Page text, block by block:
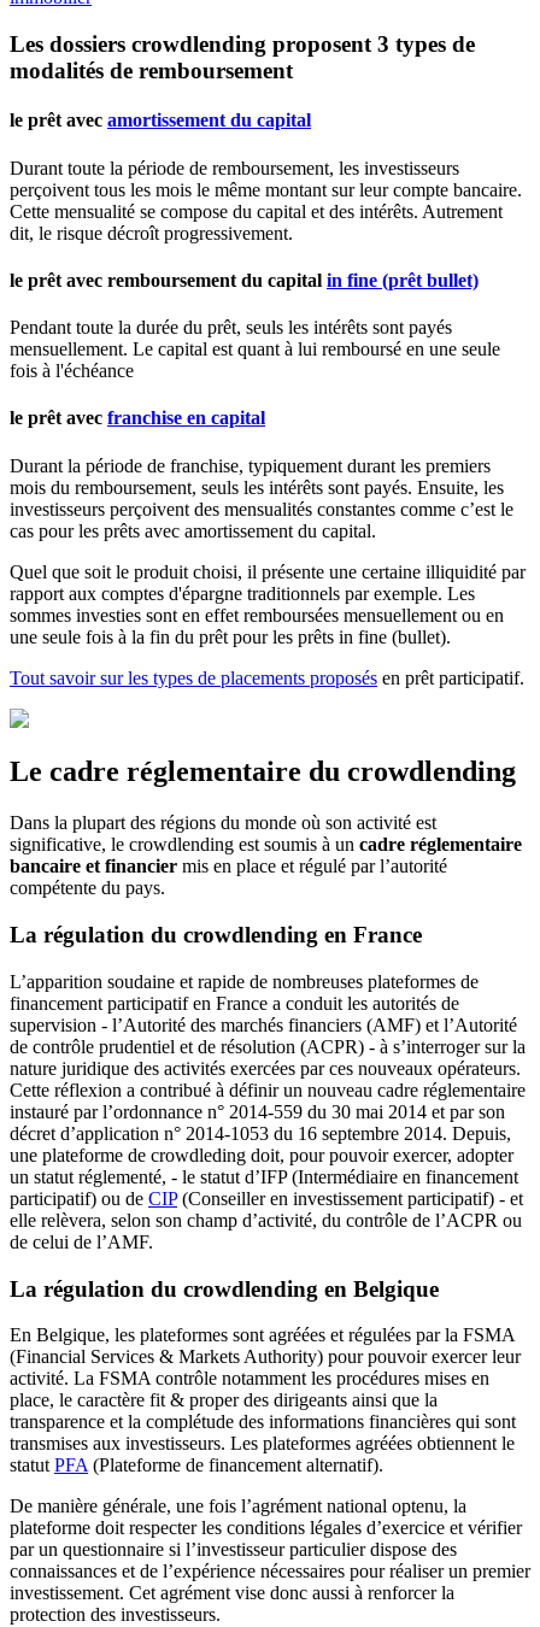
Les dossiers crowdlending proposent 3 types de
modalités de remboursement
le prêt avec amortissement du capital
Durant toute la période de remboursement, les investisseurs
perçoivent tous les mois le même montant sur leur compte bancaire.
Cette mensualité se compose du capital et des intérêts. Autrement
dit, le risque décroît progressivement.
le prêt avec remboursement du capital in fine (prêt bullet)
Pendant toute la durée du prêt, seuls les intérêts sont payés
mensuellement. Le capital est quant à lui remboursé en une seule
fois à l'échéance
le prêt avec franchise en capital
Durant la période de franchise, typiquement durant les premiers
mois du remboursement, seuls les intérêts sont payés. Ensuite, les
investisseurs perçoivent des mensualités constantes comme c’est le
cas pour les prêts avec amortissement du capital.
Quel que soit le produit choisi, il présente une certaine illiquidité par
rapport aux comptes d'épargne traditionnels par exemple. Les
sommes investies sont en effet remboursées mensuellement ou en
une seule fois à la fin du prêt pour les prêts in fine (bullet).
Tout savoir sur les types de placements proposés en prêt participatif.
Le cadre réglementaire du crowdlending
Dans la plupart des régions du monde où son activité est
significative, le crowdlending est soumis à un cadre réglementaire
bancaire et financier mis en place et régulé par l’autorité
compétente du pays.
La régulation du crowdlending en France
L’apparition soudaine et rapide de nombreuses plateformes de
financement participatif en France a conduit les autorités de
supervision - l’Autorité des marchés financiers (AMF) et l’Autorité
de contrôle prudentiel et de résolution (ACPR) - à s’interroger sur la
nature juridique des activités exercées par ces nouveaux opérateurs.
Cette réflexion a contribué à définir un nouveau cadre réglementaire
instauré par l’ordonnance n° 2014-559 du 30 mai 2014 et par son
décret d’application n° 2014-1053 du 16 septembre 2014. Depuis,
une plateforme de crowdleding doit, pour pouvoir exercer, adopter
un statut réglementé, - le statut d’IFP (Intermédiaire en financement
participatif) ou de CIP(Conseiller en investissement participatif) - et
elle relèvera, selon son champ d’activité, du contrôle de l’ACPR ou
de celui de l’AMF.
La régulation du crowdlending en Belgique
En Belgique, les plateformes sont agréées et régulées par la FSMA
(Financial Services & Markets Authority) pour pouvoir exercer leur
activité. La FSMA contrôle notamment les procédures mises en
place, le caractère fit & proper des dirigeants ainsi que la
transparence et la complétude des informations financières qui sont
transmises aux investisseurs. Les plateformes agréées obtiennent le
statut PFA (Plateforme de financement alternatif).
De manière générale, une fois l’agrément national optenu, la
plateforme doit respecter les conditions légales d’exercice et vérifier
par un questionnaire si l’investisseur particulier dispose des
connaissances et de l’expérience nécessaires pour réaliser un premier
investissement. Cet agrément vise donc aussi à renforcer la
protection des investisseurs.